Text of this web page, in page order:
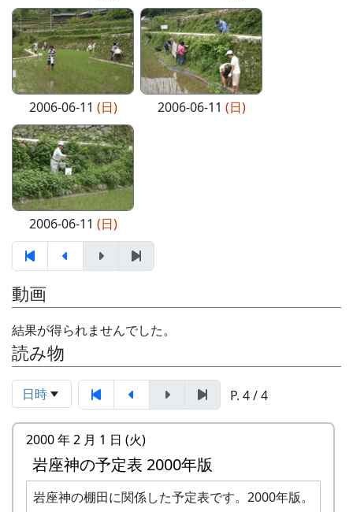
2006-06-11 (日) 2006-06-11 (日)
2006-06-11 (日)
動画
結果が得られませんでした。
読み物
日時 P. 4 / 4
2000 年 2 月 1 日 (火)
岩座神の予定表 2000年版
岩座神の棚田に関係した予定表です。2000年版。